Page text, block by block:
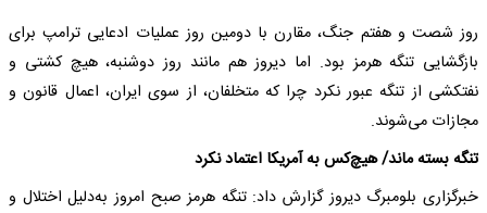
روز شصت و هفتم جنگ، مقارن با دومین روز عملیات ادعایی ترامپ برای
بازگشایی تنگه هرمز بود. اما دیروز هم مانند روز دوشنبه، هیچ کشتی و
نفتکشی از تنگه عبور نکرد چرا که متخلفان، از سوی ایران، اعمال قانون و
مجازات می‌شوند.
تنگه بسته ماند/ هیچ‌کس به آمریکا اعتماد نکرد
خبرگزاری بلومبرگ دیروز گزارش داد: تنگه هرمز صبح امروز به‌دلیل اختلال و